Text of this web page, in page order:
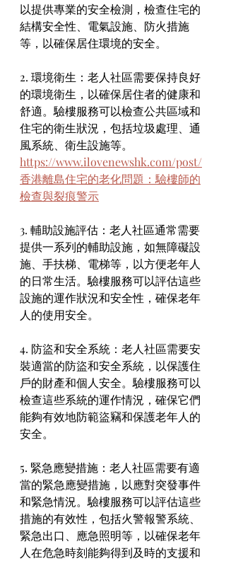
以提供專業的安全檢測，檢查住宅的
結構安全性、電氣設施、防火措施
等，以確保居住環境的安全。
2. 環境衛生：老人社區需要保持良好
的環境衛生，以確保居住者的健康和
舒適。驗樓服務可以檢查公共區域和
住宅的衛生狀況，包括垃圾處理、通
風系統、衛生設施等。
https://www.ilovenewshk.com/post/
香港離島住宅的老化問題：驗樓師的
檢查與裂痕警示
3. 輔助設施評估：老人社區通常需要
提供一系列的輔助設施，如無障礙設
施、手扶梯、電梯等，以方便老年人
的日常生活。驗樓服務可以評估這些
設施的運作狀況和安全性，確保老年
人的使用安全。
4. 防盜和安全系統：老人社區需要安
裝適當的防盜和安全系統，以保護住
戶的財產和個人安全。驗樓服務可以
檢查這些系統的運作情況，確保它們
能夠有效地防範盜竊和保護老年人的
安全。
5. 緊急應變措施：老人社區需要有適
當的緊急應變措施，以應對突發事件
和緊急情況。驗樓服務可以評估這些
措施的有效性，包括火警報警系統、
緊急出口、應急照明等，以確保老年
人在危急時刻能夠得到及時的支援和